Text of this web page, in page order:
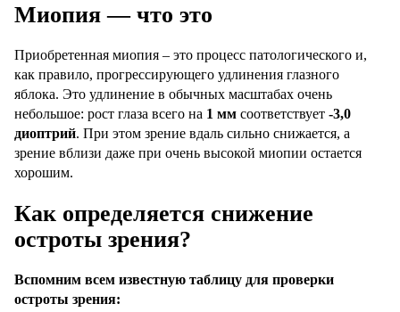
Миопия — что это
Приобретенная миопия – это процесс патологического и,
как правило, прогрессирующего удлинения глазного
яблока. Это удлинение в обычных масштабах очень
небольшое: рост глаза всего на 1 мм соответствует -3,0
диоптрий. При этом зрение вдаль сильно снижается, а
зрение вблизи даже при очень высокой миопии остается
хорошим.
Как определяется снижение
остроты зрения?
Вспомним всем известную таблицу для проверки
остроты зрения: